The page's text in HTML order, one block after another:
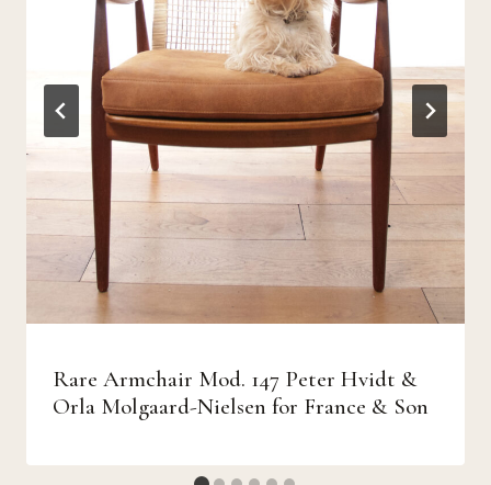
Rare Armchair Mod. 147 Peter Hvidt &
Orla Molgaard-Nielsen for France & Son